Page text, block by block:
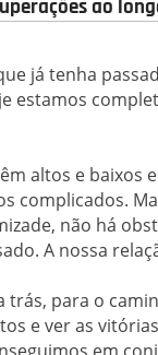
ao
já tenha
estamos
altos e baixos
complicados.
não há
A nossa
trás, para o
e ver as